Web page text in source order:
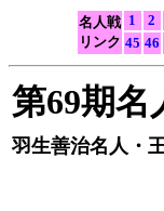
名人戦
リンク
1 2
45 46
第69期名
羽生善治名人・